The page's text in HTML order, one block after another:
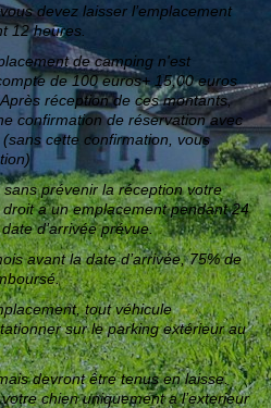
devez laisser l’emplacement
12 heures.
de camping n'est
de 100 euros+ 15,00 euros
réception de ces montants,
confirmation de réservation avec
cette confirmation, vous
sans prévenir la réception votre
a un emplacement pendant 24
d’arrivée prévue.
avant la date d’arrivée, 75% de
tout véhicule
sur le parking extérieur au
devront être tenus en laisse.
chien uniquement a l’exterieur